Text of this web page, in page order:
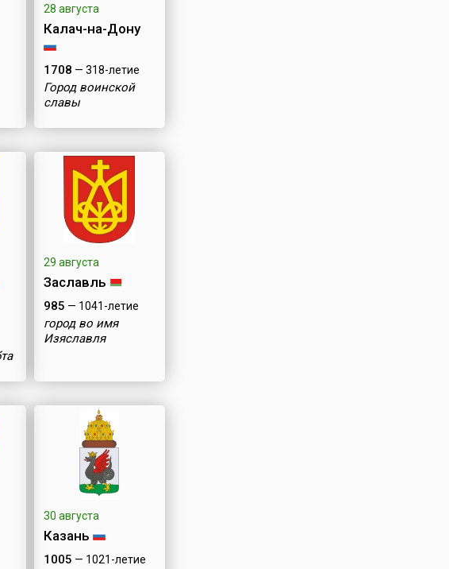
28 августа
Калач-на-Дону
1708 — 318-летие
Город воинской
славы
29 августа
Заславль
985 — 1041-летие
город во имя
Изяславля
30 августа
Казань
1005 — 1021-летие